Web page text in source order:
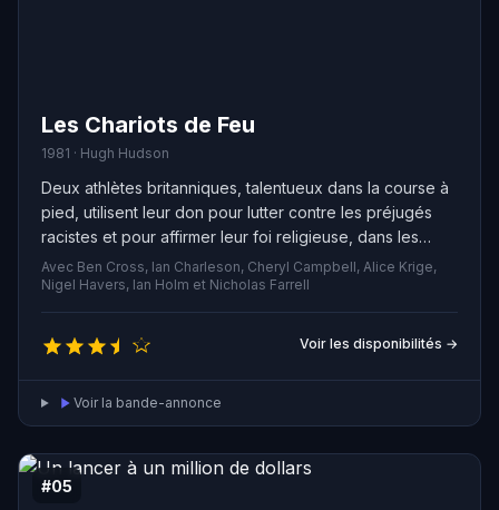
Les Chariots de Feu
1981 · Hugh Hudson
Deux athlètes britanniques, talentueux dans la course à
pied, utilisent leur don pour lutter contre les préjugés
racistes et pour affirmer leur foi religieuse, dans les
années vingt.
Avec Ben Cross, Ian Charleson, Cheryl Campbell, Alice Krige,
Nigel Havers, Ian Holm et Nicholas Farrell
Voir les disponibilités →
Voir la bande-annonce
#05